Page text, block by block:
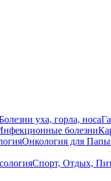
уха, горла, носа
болезни
Онкология для Папы
Спорт, Отдых,